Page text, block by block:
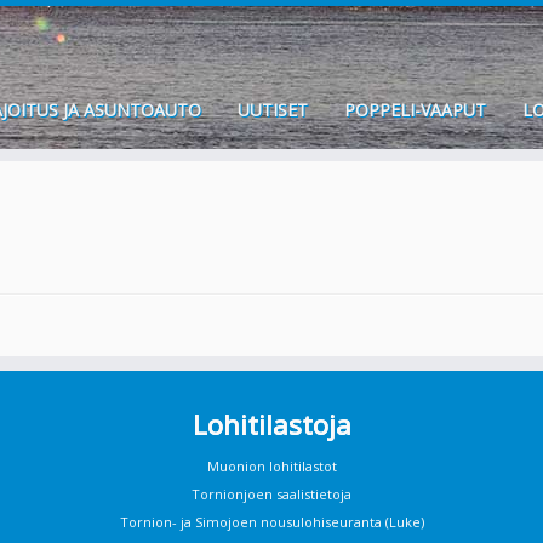
JA ASUNTOAUTO UUTISET POPPELI-VAAPUT
Lohitilastoja
Muonion lohitilastot
Tornionjoen saalistietoja
Tornion- ja Simojoen nousulohiseuranta (Luke)